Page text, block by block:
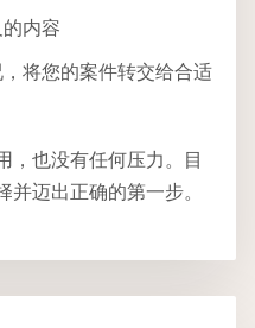
内容
将您的案件转交给合适
，也没有任何压力。目
迈出正确的第一步。